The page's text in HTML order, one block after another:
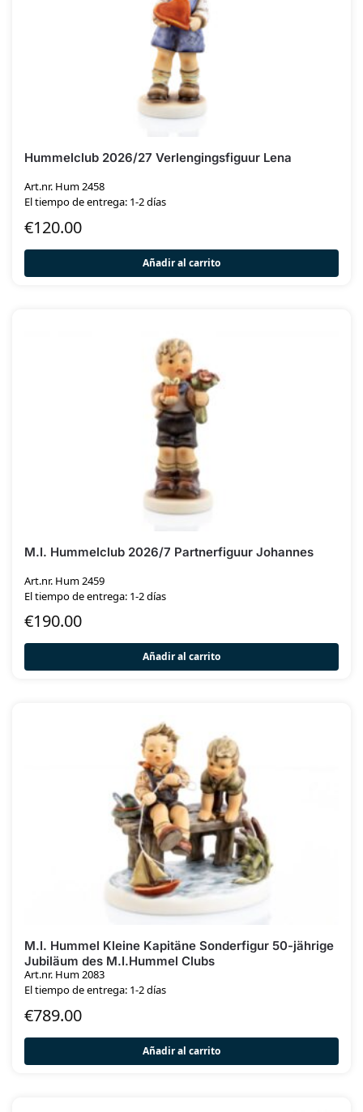
Hummelclub 2026/27 Verlengingsfiguur Lena
Art.nr. Hum 2458
El tiempo de entrega: 1-2 días
€120.00
Añadir al carrito
M.I. Hummelclub 2026/7 Partnerfiguur Johannes
Art.nr. Hum 2459
El tiempo de entrega: 1-2 días
€190.00
Añadir al carrito
M.I. Hummel Kleine Kapitäne Sonderfigur 50-jährige
Jubiläum des M.I.Hummel Clubs
Art.nr. Hum 2083
El tiempo de entrega: 1-2 días
€789.00
Añadir al carrito